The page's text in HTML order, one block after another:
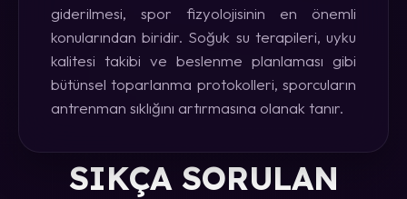
giderilmesi, spor fizyolojisinin en önemli
konularından biridir. Soğuk su terapileri, uyku
kalitesi takibi ve beslenme planlaması gibi
bütünsel toparlanma protokolleri, sporcuların
antrenman sıklığını artırmasına olanak tanır.
SIKÇA SORULAN